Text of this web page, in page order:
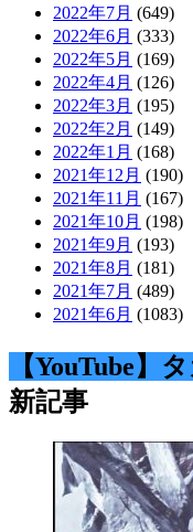
2022年7月 (649)
2022年6月 (333)
2022年5月 (169)
2022年4月 (126)
2022年3月 (195)
2022年2月 (149)
2022年1月 (168)
2021年12月 (190)
2021年11月 (167)
2021年10月 (198)
2021年9月 (193)
2021年8月 (181)
2021年7月 (489)
2021年6月 (1083)
【YouTube】
新記事